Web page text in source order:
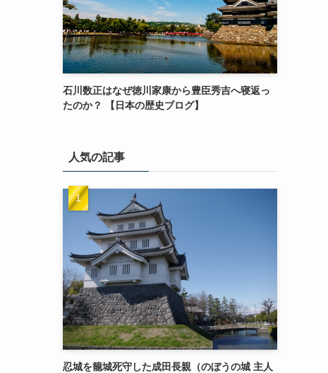
石川数正はなぜ徳川家康から豊臣秀吉へ寝返っ
たのか？ 【日本の歴史ブログ】
人気の記事
忍城を籠城死守した成田長親（のぼうの城 主人